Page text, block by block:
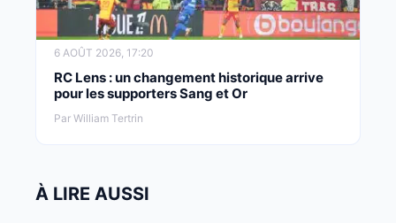
6 AOÛT 2026, 17:20
RC Lens : un changement historique arrive
pour les supporters Sang et Or
Par William Tertrin
À LIRE AUSSI